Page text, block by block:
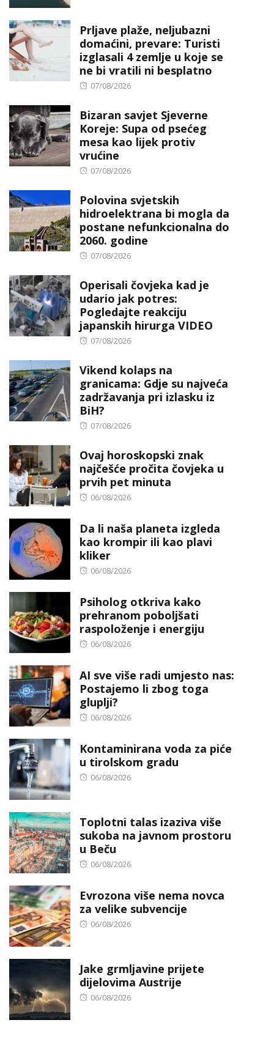
Prljave plaže, neljubazni
domaćini, prevare: Turisti
izglasali 4 zemlje u koje se
ne bi vratili ni besplatno
Posted
07/08/2026
Bizaran savjet Sjeverne
Koreje: Supa od psećeg
mesa kao lijek protiv
vrućine
Posted
07/08/2026
Polovina svjetskih
hidroelektrana bi mogla da
postane nefunkcionalna do
2060. godine
Posted
07/08/2026
Operisali čovjeka kad je
udario jak potres:
Pogledajte reakciju
japanskih hirurga VIDEO
Posted
07/08/2026
Vikend kolaps na
granicama: Gdje su najveća
zadržavanja pri izlasku iz
BiH?
Posted
07/08/2026
Ovaj horoskopski znak
najčešće pročita čovjeka u
prvih pet minuta
Posted
06/08/2026
Da li naša planeta izgleda
kao krompir ili kao plavi
kliker
Posted
06/08/2026
Psiholog otkriva kako
prehranom poboljšati
raspoloženje i energiju
Posted
06/08/2026
AI sve više radi umjesto nas:
Postajemo li zbog toga
gluplji?
Posted
06/08/2026
Kontaminirana voda za piće
u tirolskom gradu
Posted
06/08/2026
Toplotni talas izaziva više
sukoba na javnom prostoru
u Beču
Posted
06/08/2026
Evrozona više nema novca
za velike subvencije
Posted
06/08/2026
Jake grmljavine prijete
dijelovima Austrije
Posted
06/08/2026